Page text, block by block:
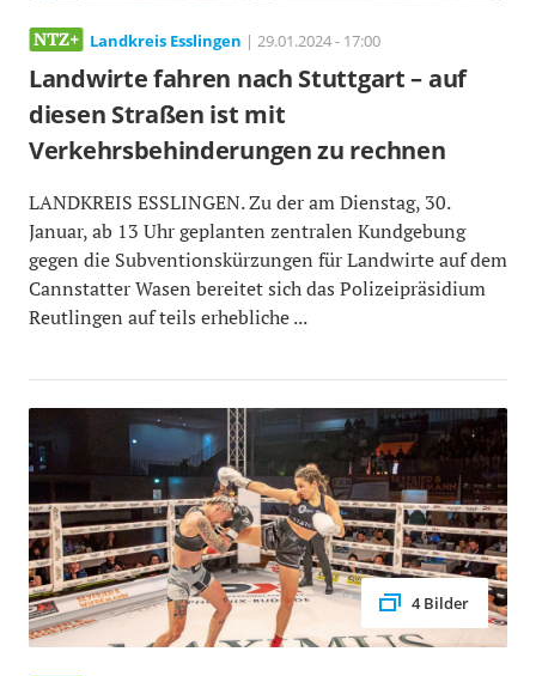
Landkreis Esslingen | 29.01.2024 - 17:00
Landwirte fahren nach Stuttgart – auf
diesen Straßen ist mit
Verkehrsbehinderungen zu rechnen
LANDKREIS ESSLINGEN. Zu der am Dienstag, 30.
Januar, ab 13 Uhr geplanten zentralen Kundgebung
gegen die Subventionskürzungen für Landwirte auf dem
Cannstatter Wasen bereitet sich das Polizeipräsidium
Reutlingen auf teils erhebliche ...
4 Bilder